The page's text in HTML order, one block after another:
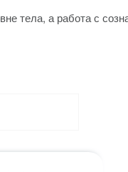
тела, а работа с